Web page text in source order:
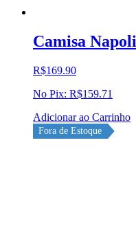
Camisa
R$169.90
No Pix: R$159.71
Adicionar ao Carrinho
Fora de Estoque